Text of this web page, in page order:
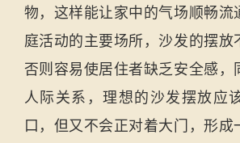
物，这样能让家中的气场顺畅流
庭活动的主要场所，沙发的摆放
否则容易使居住者缺乏安全感，
人际关系，理想的沙发摆放应
口，但又不会正对着大门，形成